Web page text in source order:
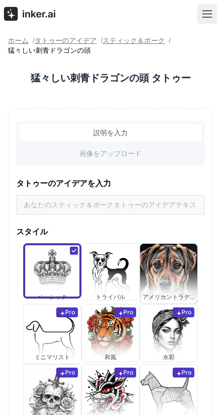
ホーム /タトゥーのアイデア /スティック＆ポーク /
猛々しい刺青ドラゴンの頭
猛々しい刺青ドラゴンの頭 タトゥー
説明を入力
画像をアップロード
タトゥーのアイデアを入力
スタイル
ベーシック トライバル アメリカントラディショナル
Pro
ミニマリスト
Pro
和風
Pro
水彩
Pro Pro Pro